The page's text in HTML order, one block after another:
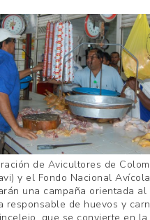
de Avicultores de
y el Fondo Nacional
una campaña orientada al
responsable de huevos y